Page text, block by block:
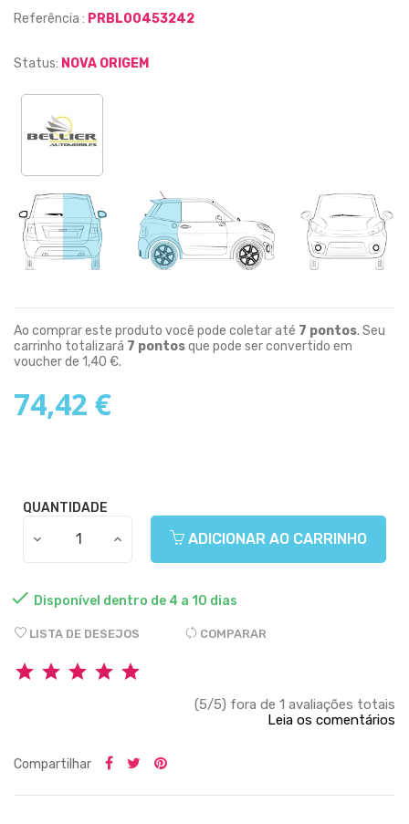
Referência : PRBL00453242
Status: NOVA ORIGEM
Ao comprar este produto você pode coletar até 7 pontos. Seu
carrinho totalizará 7 pontosque pode ser convertido em
voucher de 1,40 €.
74,42 €
QUANTIDADE
ADICIONAR AO CARRINHO
 Disponível dentro de 4 a 10 dias
LISTA DE DESEJOS COMPARAR
(5/5) fora de 1 avaliações totais
Leia os comentários
Compartilhar